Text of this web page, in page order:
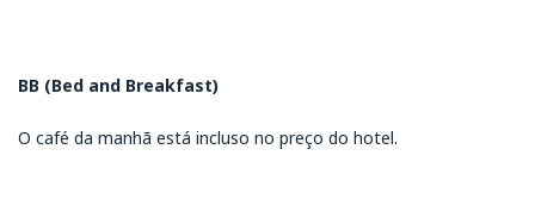
BB (Bed and Breakfast)
O café da manhã está incluso no preço do hotel.